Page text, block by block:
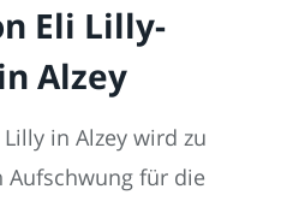
Eli Lilly-
Alzey
in Alzey wird zu
für die